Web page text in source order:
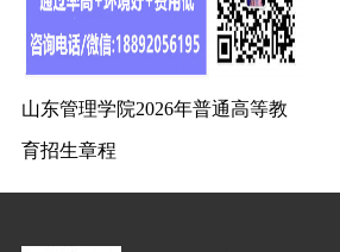
山东管理学院2026年普通高等教
育招生章程